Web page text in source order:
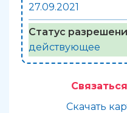
27.09.2021
Статус
действующее
Скачать